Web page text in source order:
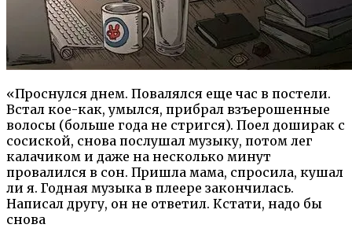
«Проснулся днем. Повалялся еще час в постели.
Встал кое-как, умылся, прибрал взъерошенные
волосы (больше года не стригся). Поел доширак с
сосиской, снова послушал музыку, потом лег
калачиком и даже на несколько минут
провалился в сон. Пришла мама, спросила, кушал
ли я. Годная музыка в плеере закончилась.
Написал другу, он не ответил. Кстати, надо бы
снова